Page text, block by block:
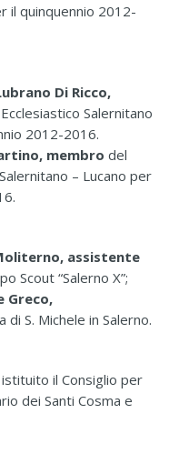
il quinquennio 2012-
Di Ricco,
Salernitano
2012-2016.
membro del
– Lucano per
assistente
Scout “Salerno X”;
Greco,
di S. Michele in Salerno.
istituito il Consiglio per
dei Santi Cosma e